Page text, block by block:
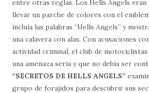
entre otras reglas. Los Hells Angels
llevar un parche de colores con el
incluía las palabras “Hells Angels” y
una calavera con alas. Con acusaciones
actividad criminal, el club de
una amenaza seria y que no debía ser
“SECRETOS DE HELLS ANGELS”
grupo de forajidos para descubrir sus